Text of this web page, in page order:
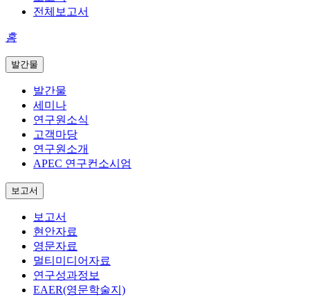
전체보고서
홈
발간물
발간물
세미나
연구원소식
고객마당
연구원소개
APEC 연구컨소시엄
보고서
보고서
현안자료
영문자료
멀티미디어자료
연구성과정보
EAER(영문학술지)